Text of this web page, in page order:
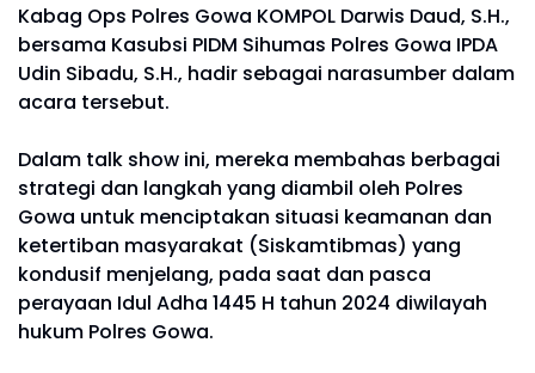
Kabag Ops Polres Gowa KOMPOL Darwis Daud, S.H.,
bersama Kasubsi PIDM Sihumas Polres Gowa IPDA
Udin Sibadu, S.H., hadir sebagai narasumber dalam
acara tersebut.
Dalam talk show ini, mereka membahas berbagai
strategi dan langkah yang diambil oleh Polres
Gowa untuk menciptakan situasi keamanan dan
ketertiban masyarakat (Siskamtibmas) yang
kondusif menjelang, pada saat dan pasca
perayaan Idul Adha 1445 H tahun 2024 diwilayah
hukum Polres Gowa.